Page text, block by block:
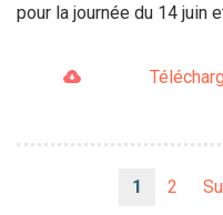
pour la journée du 14 juin
Page
1 Page
2